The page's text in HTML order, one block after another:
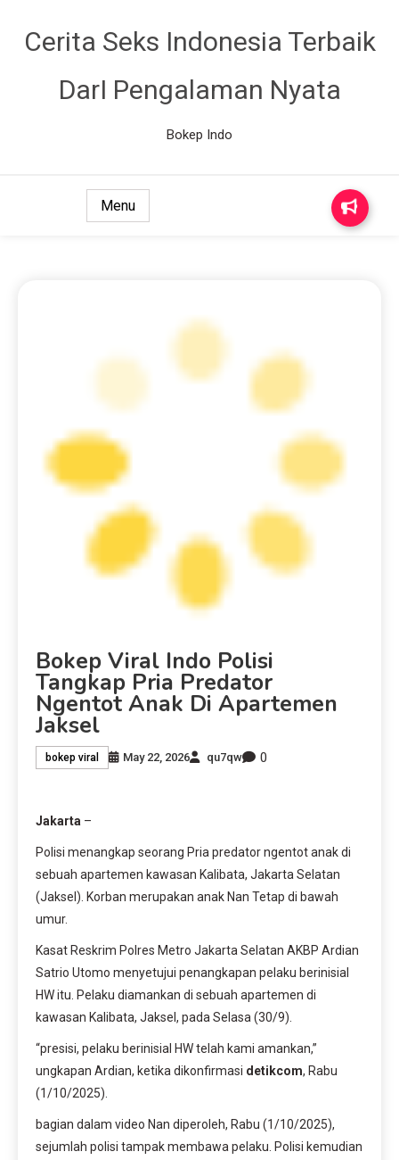
Cerita Seks Indonesia Terbaik
DarI Pengalaman Nyata
Bokep Indo
Menu
Bokep Viral Indo Polisi
Tangkap Pria Predator
Ngentot Anak Di Apartemen
Jaksel
bokep viral May 22, 2026 qu7qw 0
Jakarta –
Polisi menangkap seorang Pria predator ngentot anak di
sebuah apartemen kawasan Kalibata, Jakarta Selatan
(Jaksel). Korban merupakan anak Nan Tetap di bawah
umur.
Kasat Reskrim Polres Metro Jakarta Selatan AKBP Ardian
Satrio Utomo menyetujui penangkapan pelaku berinisial
HW itu. Pelaku diamankan di sebuah apartemen di
kawasan Kalibata, Jaksel, pada Selasa (30/9).
“presisi, pelaku berinisial HW telah kami amankan,”
ungkapan Ardian, ketika dikonfirmasi detikcom, Rabu
(1/10/2025).
bagian dalam video Nan diperoleh, Rabu (1/10/2025),
sejumlah polisi tampak membawa pelaku. Polisi kemudian